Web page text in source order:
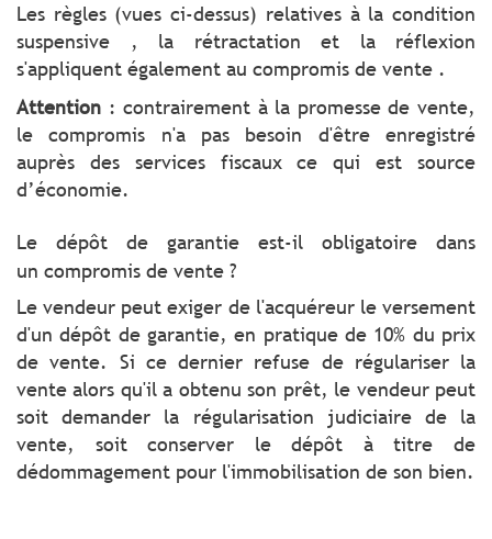
Les règles (vues ci-dessus) relatives à la condition
suspensive , la rétractation et la réflexion
s'appliquent également au compromis de vente .
Attention : contrairement à la promesse de vente,
le compromis n'a pas besoin d'être enregistré
auprès des services fiscaux ce qui est source
d’économie.
Le dépôt de garantie est-il obligatoire dans
un compromis de vente ?
Le vendeur peut exiger de l'acquéreur le versement
d'un dépôt de garantie, en pratique de 10% du prix
de vente. Si ce dernier refuse de régulariser la
vente alors qu'il a obtenu son prêt, le vendeur peut
soit demander la régularisation judiciaire de la
vente, soit conserver le dépôt à titre de
dédommagement pour l'immobilisation de son bien.